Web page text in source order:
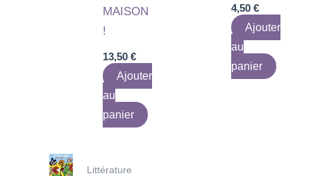
MAISON
!
13,50€
Ajouter
au
panier
4,50 €
Ajouter
au
panier
Littérature